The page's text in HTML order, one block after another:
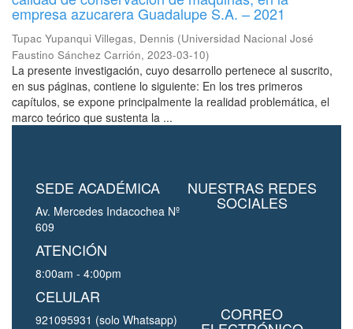
empresa azucarera Guadalupe S.A. – 2021
Tupac Yupanqui Villegas, Dennis (Universidad Nacional José
Faustino Sánchez Carrión, 2023-03-10)
La presente investigación, cuyo desarrollo pertenece al suscrito,
en sus páginas, contiene lo siguiente: En los tres primeros
capítulos, se expone principalmente la realidad problemática, el
marco teórico que sustenta la ...
SEDE ACADÉMICA
Av. Mercedes Indacochea Nº
609
ATENCIÓN
8:00am - 4:00pm
CELULAR
921095931 (solo Whatsapp)
NUESTRAS REDES
SOCIALES
CORREO